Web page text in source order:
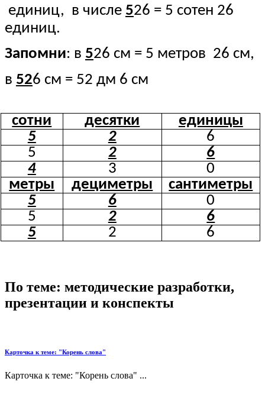
единиц, в числе 526 = 5 сотен 26
единиц.
Запомни: в 526 см = 5 метров 26 см,
в 526 см = 52 дм 6 см
сотни десятки
единицы
5
2
6
5
2
6
4
3
0
метры
дециметры
сантиметры
5
6
0
5
2
6
5
2 6
По теме: методические разработки,
презентации и конспекты
Карточка к теме: "Корень слова"
Карточка к теме: "Корень слова" ...